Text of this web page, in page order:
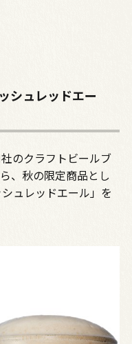
シュレッドエー
のクラフトビールブ
、秋の限定商品とし
ュレッドエール」を